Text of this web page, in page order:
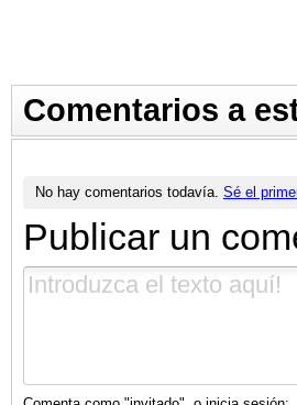
Comentarios a
No hay comentarios todavía. Sé el
Publicar un